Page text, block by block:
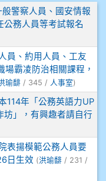
警察人員、國安情報
公務人員等考試報名
員、約用人員、工友
霸凌防治相關課程，
瑜馡 / 345 / 人事室)
114年「公務英語力UP
坊」，有興趣者請自行
表揚模範公務人員要
日生效 (洪瑜馡 / 231 /